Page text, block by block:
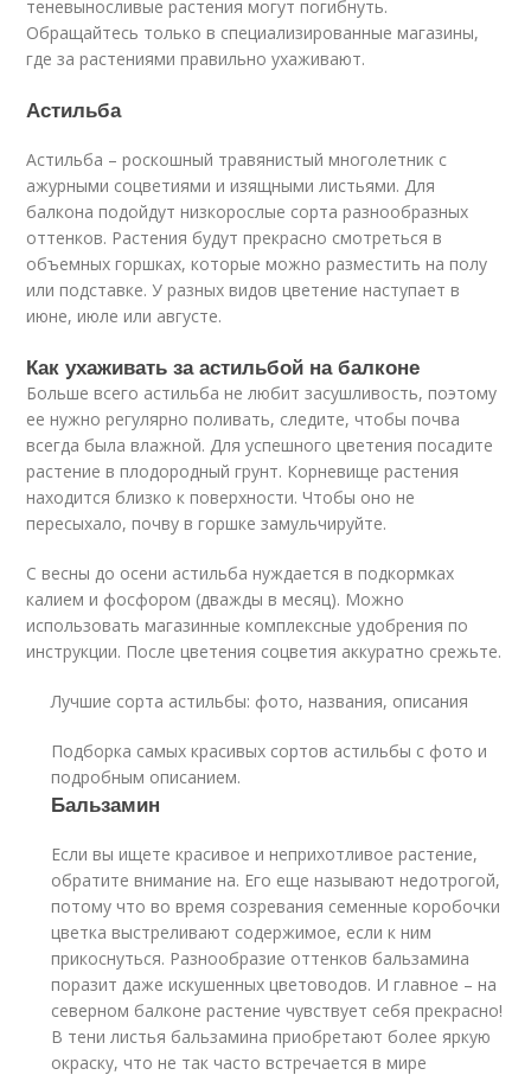
теневыносливые растения могут погибнуть.
Обращайтесь только в специализированные магазины,
где за растениями правильно ухаживают.
Астильба
Астильба – роскошный травянистый многолетник с
ажурными соцветиями и изящными листьями. Для
балкона подойдут низкорослые сорта разнообразных
оттенков. Растения будут прекрасно смотреться в
объемных горшках, которые можно разместить на полу
или подставке. У разных видов цветение наступает в
июне, июле или августе.
Как ухаживать за астильбой на балконе
Больше всего астильба не любит засушливость, поэтому
ее нужно регулярно поливать, следите, чтобы почва
всегда была влажной. Для успешного цветения посадите
растение в плодородный грунт. Корневище растения
находится близко к поверхности. Чтобы оно не
пересыхало, почву в горшке замульчируйте.
С весны до осени астильба нуждается в подкормках
калием и фосфором (дважды в месяц). Можно
использовать магазинные комплексные удобрения по
инструкции. После цветения соцветия аккуратно срежьте.
Лучшие сорта астильбы: фото, названия, описания
Подборка самых красивых сортов астильбы с фото и
подробным описанием.
Бальзамин
Если вы ищете красивое и неприхотливое растение,
обратите внимание на. Его еще называют недотрогой,
потому что во время созревания семенные коробочки
цветка выстреливают содержимое, если к ним
прикоснуться. Разнообразие оттенков бальзамина
поразит даже искушенных цветоводов. И главное – на
северном балконе растение чувствует себя прекрасно!
В тени листья бальзамина приобретают более яркую
окраску, что не так часто встречается в мире